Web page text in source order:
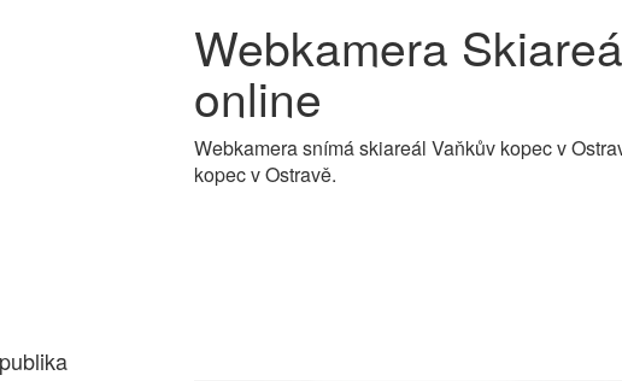
Webkamera
online
Webkamera snímá skiareál Vaňkův kopec v
kopec v Ostravě.